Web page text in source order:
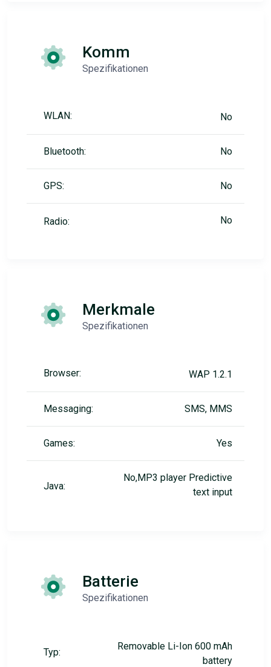
Komm
Spezifikationen
WLAN: No
Bluetooth: No
GPS: No
Radio: No
Merkmale
Spezifikationen
Browser: WAP 1.2.1
Messaging: SMS, MMS
Games: Yes
Java:
No,MP3 player Predictive
text input
Batterie
Spezifikationen
Typ:
Removable Li-Ion 600 mAh
battery